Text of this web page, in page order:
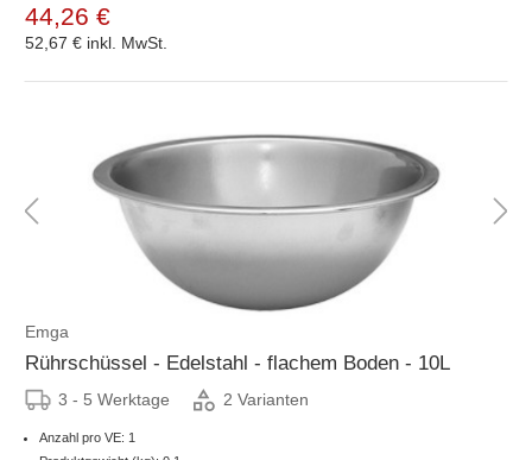
44,26 €
52,67 € inkl. MwSt.
Emga
Rührschüssel - Edelstahl - flachem Boden - 10L
3 - 5 Werktage 2 Varianten
Anzahl pro VE: 1